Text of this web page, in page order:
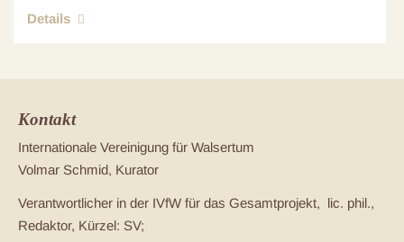
Details
Kontakt
Internationale Vereinigung für Walsertum
Volmar Schmid, Kurator
Verantwortlicher in der IVfW für das Gesamtprojekt, lic. phil.,
Redaktor, Kürzel: SV;